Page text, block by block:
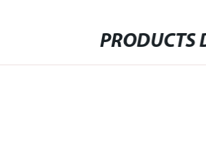
PRODUCTS